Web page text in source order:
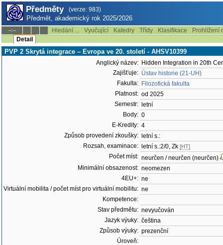
Předměty (verze: 983)
Předmět, akademický rok 2025/2026
--:-- Hledání ... Vyučující Katedry Třídy Klasifikace
Prohlížení
Detail
PVP 2 Skrytá integrace – Evropa ve 20. století - AHSV10399
Anglický název: Hidden Integration in 20th
Zajišťuje: Ústav historie (21-UH)
Fakulta: Filozofická fakulta
Platnost: od 2025
Semestr:
letní
Body: 0
E-Kredity: 4
Způsob provedení zkoušky:
letní s.:
Rozsah, examinace:
letní s.:2/0, Zk [HT]
Počet míst: neurčen / neurčen (neurčen)
Minimální obsazenost: neomezen
4EU+: ne
Virtuální mobilita / počet míst pro virtuální mobilitu: ne
Kompetence:
Stav předmětu: nevyučován
Jazyk výuky: čeština
Způsob výuky: prezenční
Úroveň: